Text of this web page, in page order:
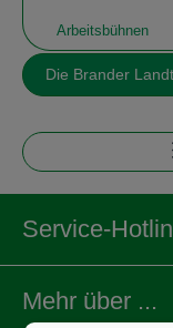
Arbeitsbühnen
Die Brander
Service-
Mehr über ...